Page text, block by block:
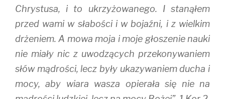
Chrystusa, i to ukrzyżowanego. I stanąłem
przed wami w słabości i w bojaźni, i z wielkim
drżeniem. A mowa moja i moje głoszenie nauki
nie miały nic z uwodzących przekonywaniem
słów mądrości, lecz były ukazywaniem ducha i
mocy, aby wiara wasza opierała się nie na